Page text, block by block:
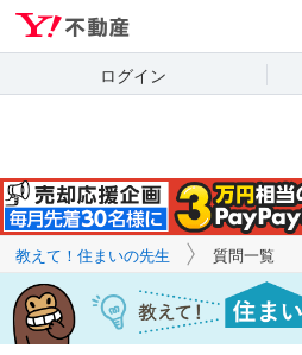
ログイン
教えて！住まいの先生 質問一覧